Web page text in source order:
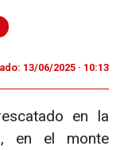
13/06/2025 · 10:13
en la
en el monte